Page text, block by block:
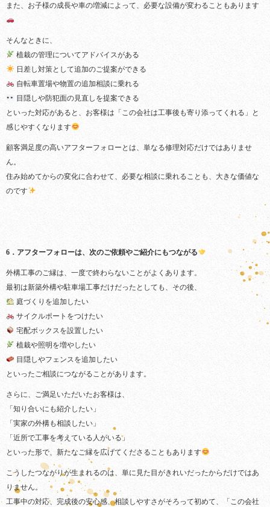
また、お子様の成長や車の増減によって、必要な設備が変わることもあります
そんなときに、
植栽の管理についてアドバイスがある
日差し対策として追加のご提案ができる
自転車置場や物置の追加相談に乗れる
目隠しや防犯面の見直しを提案できる
といった対応があると、お客様は「この会社は工事後も寄り添ってくれる」と
感じやすくなります
顧客満足度の高いアフターフォローとは、単なる修理対応だけではありませ
ん。
住み始めてからの変化に合わせて、必要な相談に乗れることも、大きな価値な
のです
6．アフターフォローは、次のご依頼やご紹介にもつながる
外構工事のご縁は、一度で終わらないことがよくあります。
最初は新築外構や駐車場工事だけだったとしても、その後、
庭づくりを追加したい
サイクルポートをつけたい
宅配ボックスを設置したい
植栽や照明を増やしたい
目隠しやフェンスを追加したい
といったご相談につながることがあります。
さらに、ご満足いただいたお客様は、
「知り合いにも紹介したい」
「実家の外構も相談したい」
「近所で工事を考えている人がいる」
といった形で、新たなご縁を広げてくださることもあります
こうしたつながりが生まれるのは、単に見た目がきれいだったからだけではあ
りません。
工事中の対応、完成後の安心感、相談しやすさがそろって初めて、「この会社